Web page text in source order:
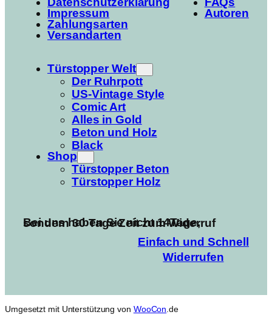
Impressum
Zahlungsarten
Versandarten
Autoren
Türstopper Welt
Der Ruhrpott
US-Vintage Style
Comic Art
Alles in Gold
Beton und Holz
Black
Shop
Türstopper Beton
Türstopper Holz
Bei uns haben Sie nicht 14Tage, sondern 30 Tage Zeit zum Widerruf
Einfach und Schnell
Widerrufen
Umgesetzt mit Unterstützung von WooCon.de